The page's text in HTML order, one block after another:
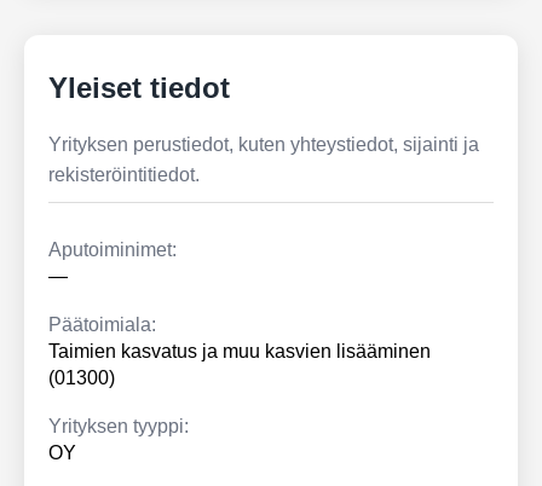
Yleiset tiedot
Yrityksen perustiedot, kuten yhteystiedot, sijainti ja
rekisteröintitiedot.
Aputoiminimet:
—
Päätoimiala:
Taimien kasvatus ja muu kasvien lisääminen
(01300)
Yrityksen tyyppi:
OY